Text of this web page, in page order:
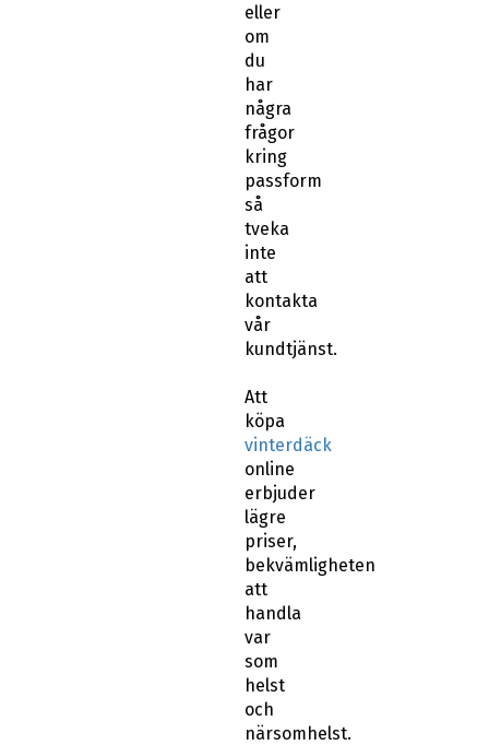
eller
om
du
har
några
frågor
kring
passform
så
tveka
inte
att
kontakta
vår
kundtjänst.
Att
köpa
vinterdäck
online
erbjuder
lägre
priser,
bekvämligheten
att
handla
var
som
helst
och
närsomhelst.